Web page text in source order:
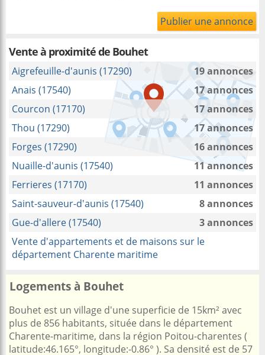
Publier une annonce
Vente à proximitéde Bouhet
Aigrefeuille-d'aunis (17290)
19 annonces
Anais (17540)
17 annonces
Courcon (17170)
17 annonces
Thou (17290)
17 annonces
Forges (17290)
16 annonces
Nuaille-d'aunis (17540)
11 annonces
Ferrieres (17170)
11 annonces
Saint-sauveur-d'aunis (17540)
8 annonces
Gue-d'allere (17540)
3 annonces
Vente d'appartements et de maisons sur le
département Charente maritime
Logements à Bouhet
Bouhet est un village d'une superficie de 15km² avec
plus de 856 habitants, située dans le département
Charente-maritime, dans la région Poitou-charentes (
latitude:46.165°, longitude:-0.86° ). Sa densité est de 57